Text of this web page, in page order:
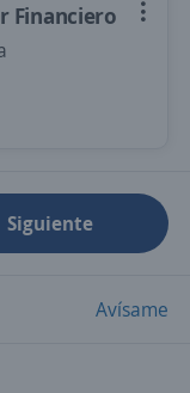
Financiero
Siguiente
Avísame